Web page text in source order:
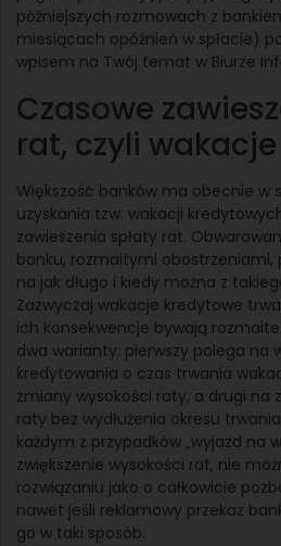
późniejszych rozmowach z
miesiącach opóźnień w spłacie)
wpisem na Twój temat w Biurze
Czasowe
rat, czyli
Większość banków ma obecnie w
uzyskania tzw. wakacji
zawieszenia spłaty rat.
banku, rozmaitymi obostrzeniami,
na jak długo i kiedy można z
Zazwyczaj wakacje kredytowe
ich konsekwencje bywają
dwa warianty: pierwszy polega na
kredytowania o czas trwania
zmiany wysokości raty, a drugi na
raty bez wydłużenia okresu
każdym z przypadków „wyjazd na
zwiększenie wysokości rat, nie
rozwiązaniu jako o całkowicie
nawet jeśli reklamowy przekaz
go w taki sposób.